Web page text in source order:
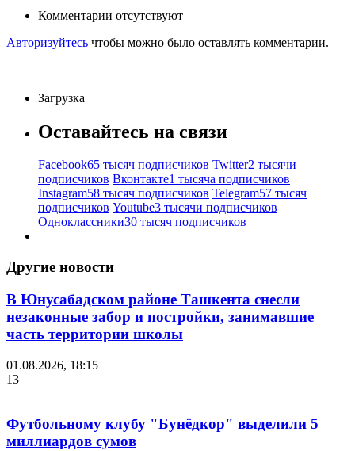
Комментарии отсутствуют
Авторизуйтесь чтобы можно было оставлять комментарии.
Загрузка
Оставайтесь на связи
Facebook65 тысяч подписчиков Twitter2 тысячи
подписчиков Вконтакте1 тысяча подписчиков
Instagram58 тысяч подписчиков Telegram57 тысяч
подписчиков Youtube3 тысячи подписчиков
Одноклассники30 тысяч подписчиков
Другие новости
В Юнусабадском районе Ташкента снесли
незаконные забор и постройки, занимавшие
часть территории школы
01.08.2026, 18:15
13
Футбольному клубу "Бунёдкор" выделили 5
миллиардов сумов